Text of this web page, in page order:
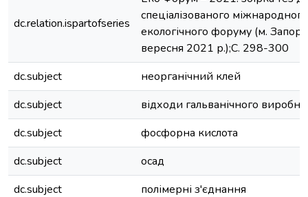
dc.relation.ispartofseries
спеціалізованого
екологічного форуму (м.
вересня 2021 р.);С. 298-300
dc.subject
неорганічний клей
dc.subject
відходи гальванічного
dc.subject
фосфорна кислота
dc.subject
осад
dc.subject
полімерні з'єднання